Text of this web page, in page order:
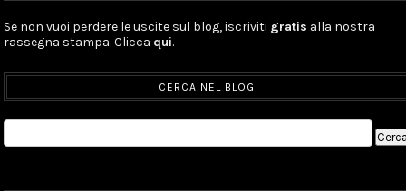
Se non vuoi perdere le uscite sul blog, iscriviti gratis alla nostra
rassegna stampa. Clicca qui.
CERCA NEL BLOG